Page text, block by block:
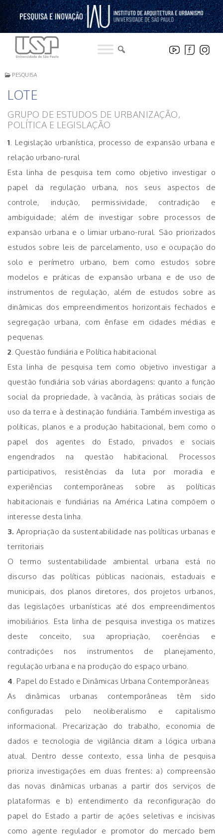
Pular
para
conteúdo
PESQUISA
LOTE
GRUPO DE ESTUDOS DE URBANIZAÇÃO,
POLÍTICA E LEGISLAÇÃO
1 . Legislação urbanística, processo de expansão urbana e
relação urbano-rural
Esta linha de pesquisa tem como objetivo investigar o
papel da regulação urbana, nos seus aspectos de
controle, indução, permissividade, contradição e
ambiguidade; além de investigar sobre processos de
expansão urbana e o limiar urbano-rural. São priorizados
estudos sobre leis de parcelamento, uso e ocupação do
solo e perímetro urbano, bem como estudos sobre
modelos e práticas de expansão urbana e de uso de
instrumentos de regulação, além de estudos sobre as
dinâmicas dos empreendimentos horizontais fechados e
segregação urbana, com ênfase em cidades médias e
pequenas.
2 . Questão fundiária e Política habitacional
Esta linha de pesquisa tem como objetivo investigar a
questão fundiária sob várias abordagens: quanto a função
social da propriedade, à vacância, às práticas sociais de
uso da terra e à destinação fundiária. Também investiga as
políticas, planos e a produção habitacional, bem como o
papel dos agentes do Estado, privados e sociais
engendrados na questão habitacional. Processos
participativos, resistências da luta por moradia e
experiências contemporâneas sobre as políticas
habitacionais e fundiárias na América Latina compõem o
interesse desta linha.
3. Apropriação da sustentabilidade nas políticas urbanas e
territoriais
O termo sustentabilidade ambiental urbana está no
discurso das políticas públicas nacionais, estaduais e
municipais, dos planos diretores, dos projetos urbanos,
das legislações urbanísticas até dos empreendimentos
imobiliários. Esta linha de pesquisa investiga os matizes
deste conceito, sua apropriação, coerências e
contradições nos instrumentos de planejamento,
regulação urbana e na produção do espaço urbano.
4 . Papel do Estado e Dinâmicas Urbana Contemporâneas
As dinâmicas urbanas contemporâneas têm sido
configuradas pelo neoliberalismo e capitalismo
informacional. Precarização do trabalho, economia de
dados e tecnologia de vigilância ditam a lógica urbana
atual. Dentro desse contexto, essa linha de pesquisa
prioriza investigações em duas frentes: a) compreensão
das novas dinâmicas urbanas a partir dos serviços de
plataformas e b) entendimento da reconfiguração do
papel do Estado a partir de ações seletivas e incisivas
como agente regulador e promotor do mercado bem